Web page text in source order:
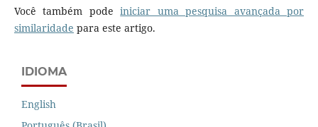
Você também podeiniciar uma pesquisa avançada por
similaridade para este artigo.
IDIOMA
English